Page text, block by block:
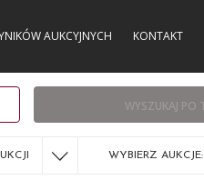
AUKCYJNYCH KONTAKT
WYBIERZ AUKCJE: